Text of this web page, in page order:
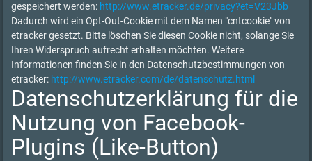
gespeichert werden: http://www.etracker.de/privacy?et=V23Jbb
Dadurch wird ein Opt-Out-Cookie mit dem Namen "cntcookie" von
etracker gesetzt. Bitte löschen Sie diesen Cookie nicht, solange Sie
Ihren Widerspruch aufrecht erhalten möchten. Weitere
Informationen finden Sie in den Datenschutzbestimmungen von
etracker: http://www.etracker.com/de/datenschutz.html
Datenschutzerklärung für die
Nutzung von Facebook-
Plugins (Like-Button)